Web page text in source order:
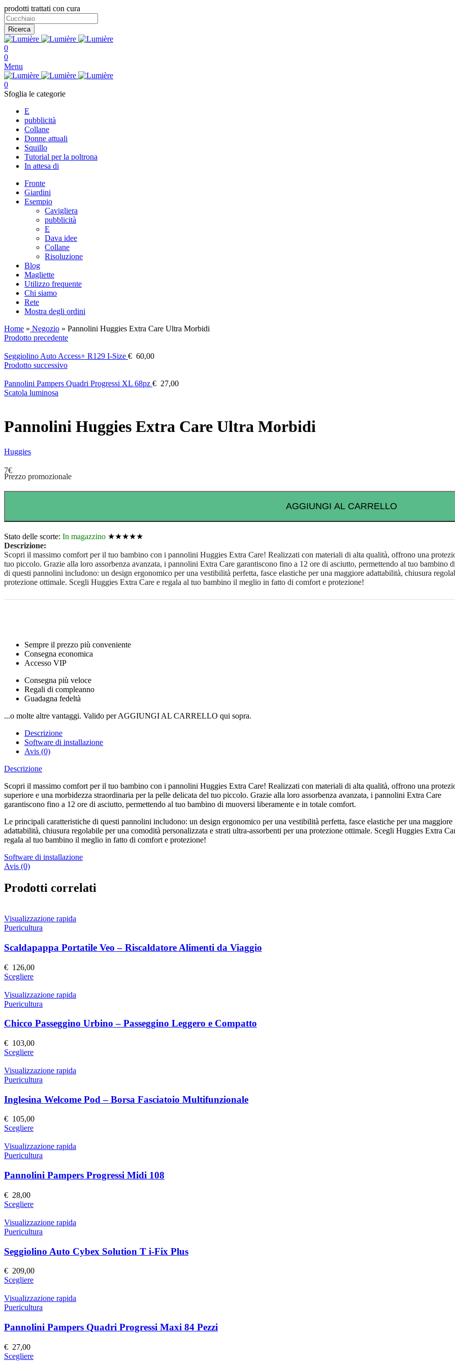
prodotti trattati con cura
Ricerca
0
0
Menu
0
Sfoglia le categorie
E
pubblicità
Collane
Donne attuali
Squillo
Tutorial per la poltrona
In attesa di
Fronte
Giardini
Esempio
Cavigliera
pubblicità
E
Dava idee
Collane
Risoluzione
Blog
Magliette
Utilizzo frequente
Chi siamo
Rete
Mostra degli ordini
Home » Negozio » Pannolini Huggies Extra Care Ultra Morbidi
Prodotto precedente
Seggiolino Auto Access+ R129 I-Size € 60,00
Prodotto successivo
Pannolini Pampers Quadri Progressi XL 68pz € 27,00
Scatola luminosa
Pannolini Huggies Extra Care Ultra Morbidi
Huggies
7€
Prezzo promozionale
AGGIUNGI AL CARRELLO
Stato delle scorte: In magazzino ★★★★★
Descrizione:
Scopri il massimo comfort per il tuo bambino con i pannolini Huggies Extra Care! Realizzati con materiali di alta qualità, offrono una
tuo piccolo. Grazie alla loro assorbenza avanzata, i pannolini Extra Care garantiscono fino a 12 ore di asciutto, permettendo al tuo
di questi pannolini includono: un design ergonomico per una vestibilità perfetta, fasce elastiche per una maggiore adattabilità, chiusura
protezione ottimale. Scegli Huggies Extra Care e regala al tuo bambino il meglio in fatto di comfort e protezione!
Sempre il prezzo più conveniente
Consegna economica
Accesso VIP
Consegna più veloce
Regali di compleanno
Guadagna fedeltà
...o molte altre vantaggi. Valido per AGGIUNGI AL CARRELLO qui sopra.
Descrizione
Software di installazione
Avis (0)
Descrizione
Scopri il massimo comfort per il tuo bambino con i pannolini Huggies Extra Care! Realizzati con materiali di alta qualità, offrono una
superiore e una morbidezza straordinaria per la pelle delicata del tuo piccolo. Grazie alla loro assorbenza avanzata, i pannolini Extra Care
garantiscono fino a 12 ore di asciutto, permettendo al tuo bambino di muoversi liberamente e in totale comfort.
Le principali caratteristiche di questi pannolini includono: un design ergonomico per una vestibilità perfetta, fasce elastiche per una maggiore
adattabilità, chiusura regolabile per una comodità personalizzata e strati ultra-assorbenti per una protezione ottimale. Scegli Huggies Extra
regala al tuo bambino il meglio in fatto di comfort e protezione!
Software di installazione
Avis (0)
Prodotti correlati
Visualizzazione rapida
Puericultura
Scaldapappa Portatile Veo – Riscaldatore Alimenti da Viaggio
€ 126,00
ScegliereQuesto
ha
più
Le
possono
scelte
nella
pagina
del
prodotto
Visualizzazione rapida
Puericultura
Chicco Passeggino Urbino – Passeggino Leggero e Compatto
€ 103,00
ScegliereQuesto
ha
più
Le
opzioni
possono
scelte
nella
pagina
del
prodotto
Visualizzazione rapida
Puericultura
Inglesina Welcome Pod – Borsa Fasciatoio Multifunzionale
€ 105,00
ScegliereQuesto
ha
più
Le
opzioni
scelte
nella
pagina
del
prodotto
Visualizzazione rapida
Puericultura
Pannolini Pampers Progressi Midi 108
€ 28,00
ScegliereQuesto
ha
più
Le
opzioni
possono
scelte
nella
pagina
del
prodotto
Visualizzazione rapida
Puericultura
Seggiolino Auto Cybex Solution T i-Fix Plus
€ 209,00
ScegliereQuesto
ha
più
Le
opzioni
scelte
Visualizzazione rapida
Puericultura
Pannolini Pampers Quadri Progressi Maxi 84 Pezzi
€ 27,00
ScegliereQuesto